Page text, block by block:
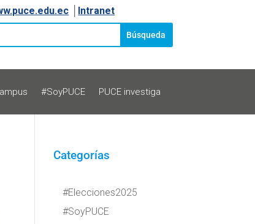
Intranet
#SoyPUCE PUCE investiga
Categorías
#Elecciones2025
#SoyPUCE